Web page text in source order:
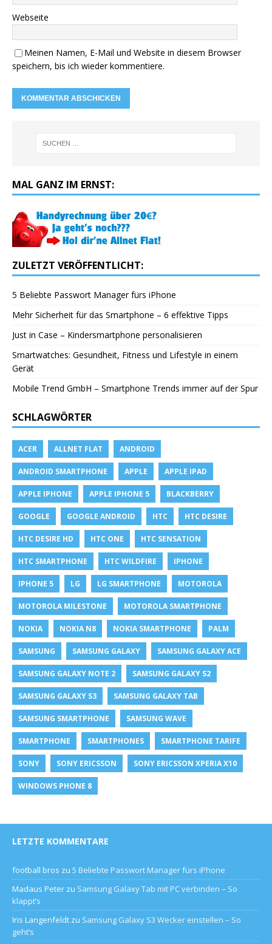
Webseite
Meinen Namen, E-Mail und Website in diesem Browser
speichern, bis ich wieder kommentiere.
MAL GANZ IM ERNST:
ZULETZT VERÖFFENTLICHT:
5 Beliebte Passwort Manager fürs iPhone
Mehr Sicherheit für das Smartphone – 6 effektive Tipps
Just in Case – Kindersmartphone personalisieren
Smartwatches: Gesundheit, Fitness und Lifestyle in einem
Gerät
Mobile Trend GmbH – Smartphone Trends immer auf der Spur
SCHLAGWÖRTER
ACER ALLNET FLAT ANDROID
ANDROID SMARTPHONE APPLE APPLE IPAD
APPLE IPHONE APPLE IPHONE 5 BLACKBERRY
GOOGLE GOOGLE ANDROID HTC HTC DESIRE
HTC DESIRE HD HTC ONE HTC SENSATION
HTC SMARTPHONE HTC WILDFIRE IPHONE
IPHONE 5 LG LG SMARTPHONE MOTOROLA
MOTOROLA MILESTONE MOTOROLA SMARTPHONE
NOKIA NOKIA N8 NOKIA SMARTPHONE PALM
SAMSUNG SAMSUNG GALAXY SAMSUNG GALAXY ACE
SAMSUNG GALAXY NOTE 2 SAMSUNG GALAXY S2
SAMSUNG GALAXY S3 SAMSUNG GALAXY TAB
SAMSUNG SMARTPHONE SAMSUNG WAVE
SMARTPHONE SMARTPHONES SMARTPHONE TARIFE
SONY SONY ERICSSON SONY ERICSSON XPERIA X10
WINDOWS PHONE 8
LETZTE KOMMENTARE
football bros zu 5 Beliebte Passwort Manager fürs iPhone
Madaus Peter zu Samsung Galaxy Tab mit PC verbinden – So
klappt’s
Iris Langenfeldt zu Samsung Galaxy S3 Wecker einstellen – So
geht’s